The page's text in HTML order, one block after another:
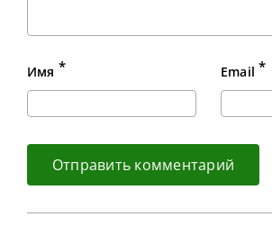
Имя * Email *